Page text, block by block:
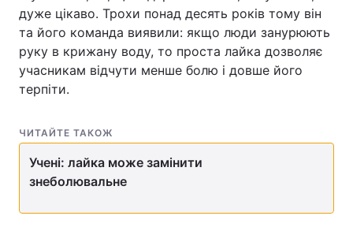
дуже цікаво. Трохи понад десять років тому він
та його команда виявили: якщо люди занурюють
руку в крижану воду, то проста лайка дозволяє
учасникам відчути менше болю і довше його
терпіти.
ЧИТАЙТЕ ТАКОЖ
Учені: лайка може замінити
знеболювальне